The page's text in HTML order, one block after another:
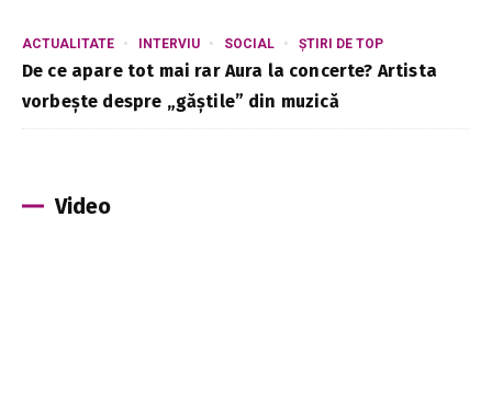
ACTUALITATE INTERVIU SOCIAL ȘTIRI DE TOP
De ce apare tot mai rar Aura la concerte? Artista
vorbește despre „găștile” din muzică
Video